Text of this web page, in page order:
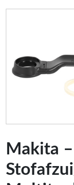
Makita